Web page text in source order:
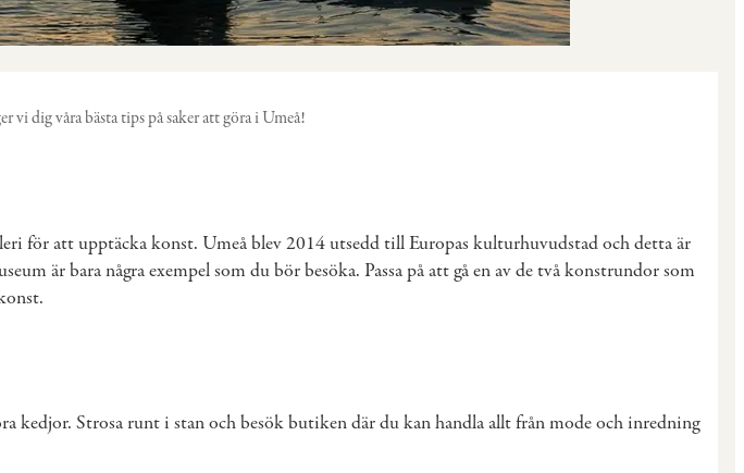
dig våra bästa tips på saker att göra i Umeå!
för att upptäcka konst. Umeå blev 2014 utsedd till Europas kulturhuvudstad och detta är
är bara några exempel som du bör besöka. Passa på att gå en av de två konstrundor som
Strosa runt i stan och besök butiken där du kan handla allt från mode och inredning